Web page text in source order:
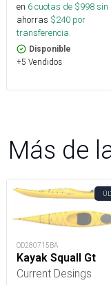
en 6cuotas de $998sin
ahorras $240 por
transferencia.
Disponible
+5 Vendidos
Más de
OD280715BA
Kayak Squall Gt
Current Desings